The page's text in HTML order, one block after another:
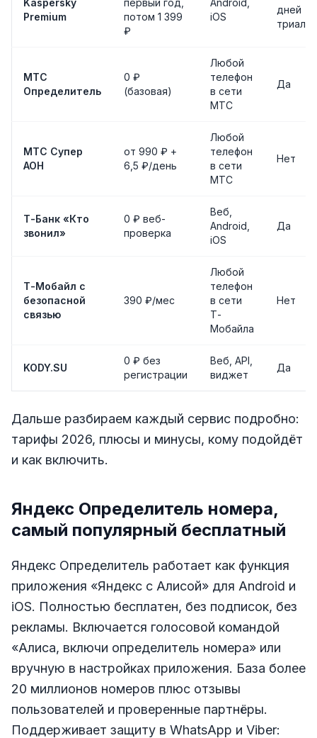
Kaspersky
Premium
первый год,
потом 1 399
₽
Android,
iOS
дней
триал
МТС
Определитель
0 ₽
(базовая)
Любой
телефон
в сети
МТС
Да
МТС Супер
АОН
от 990 ₽ +
6,5 ₽/день
Любой
телефон
в сети
МТС
Нет
Т-Банк «Кто
звонил»
0 ₽ веб-
проверка
Веб,
Android,
iOS
Да
Т-Мобайл с
безопасной
связью
390 ₽/мес
Любой
телефон
в сети
Т-
Мобайла
Нет
KODY.SU
0 ₽ без
регистрации
Веб, API,
виджет
Да
Дальше разбираем каждый сервис подробно:
тарифы 2026, плюсы и минусы, кому подойдёт
и как включить.
Яндекс Определитель номера,
самый популярный бесплатный
Яндекс Определитель работает как функция
приложения «Яндекс с Алисой» для Android и
iOS. Полностью бесплатен, без подписок, без
рекламы. Включается голосовой командой
«Алиса, включи определитель номера» или
вручную в настройках приложения. База более
20 миллионов номеров плюс отзывы
пользователей и проверенные партнёры.
Поддерживает защиту в WhatsApp и Viber: